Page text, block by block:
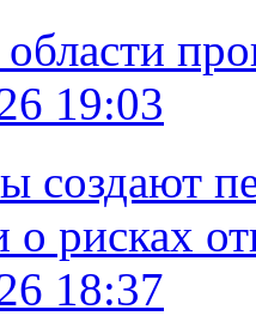
19:03
создают
о рисках
18:37